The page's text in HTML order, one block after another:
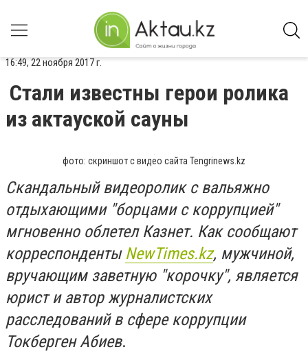
16:49, 22 ноября 2017 г.
Стали известны герои ролика
из актауской сауны
фото: скриншот с видео сайта Tengrinews.kz
Скандальный видеоролик с вальяжно
отдыхающими "борцами с коррупцией"
мгновенно облетел Казнет. Как сообщают
корреспонденты NewTimes.kz, мужчиной,
вручающим заветную "корочку", является
юрист и автор журналистских
расследований в сфере коррупции
Токберген Абиев.